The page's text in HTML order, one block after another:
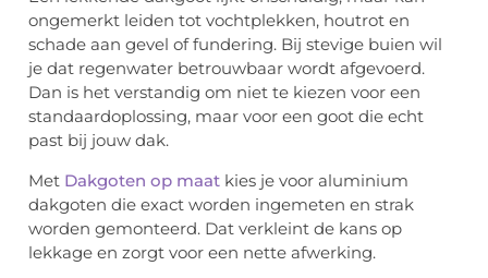
ongemerkt leiden tot vochtplekken, houtrot en
schade aan gevel of fundering. Bij stevige buien wil
je dat regenwater betrouwbaar wordt afgevoerd.
Dan is het verstandig om niet te kiezen voor een
standaardoplossing, maar voor een goot die echt
past bij jouw dak.
Met Dakgoten op maat kies je voor aluminium
dakgoten die exact worden ingemeten en strak
worden gemonteerd. Dat verkleint de kans op
lekkage en zorgt voor een nette afwerking.